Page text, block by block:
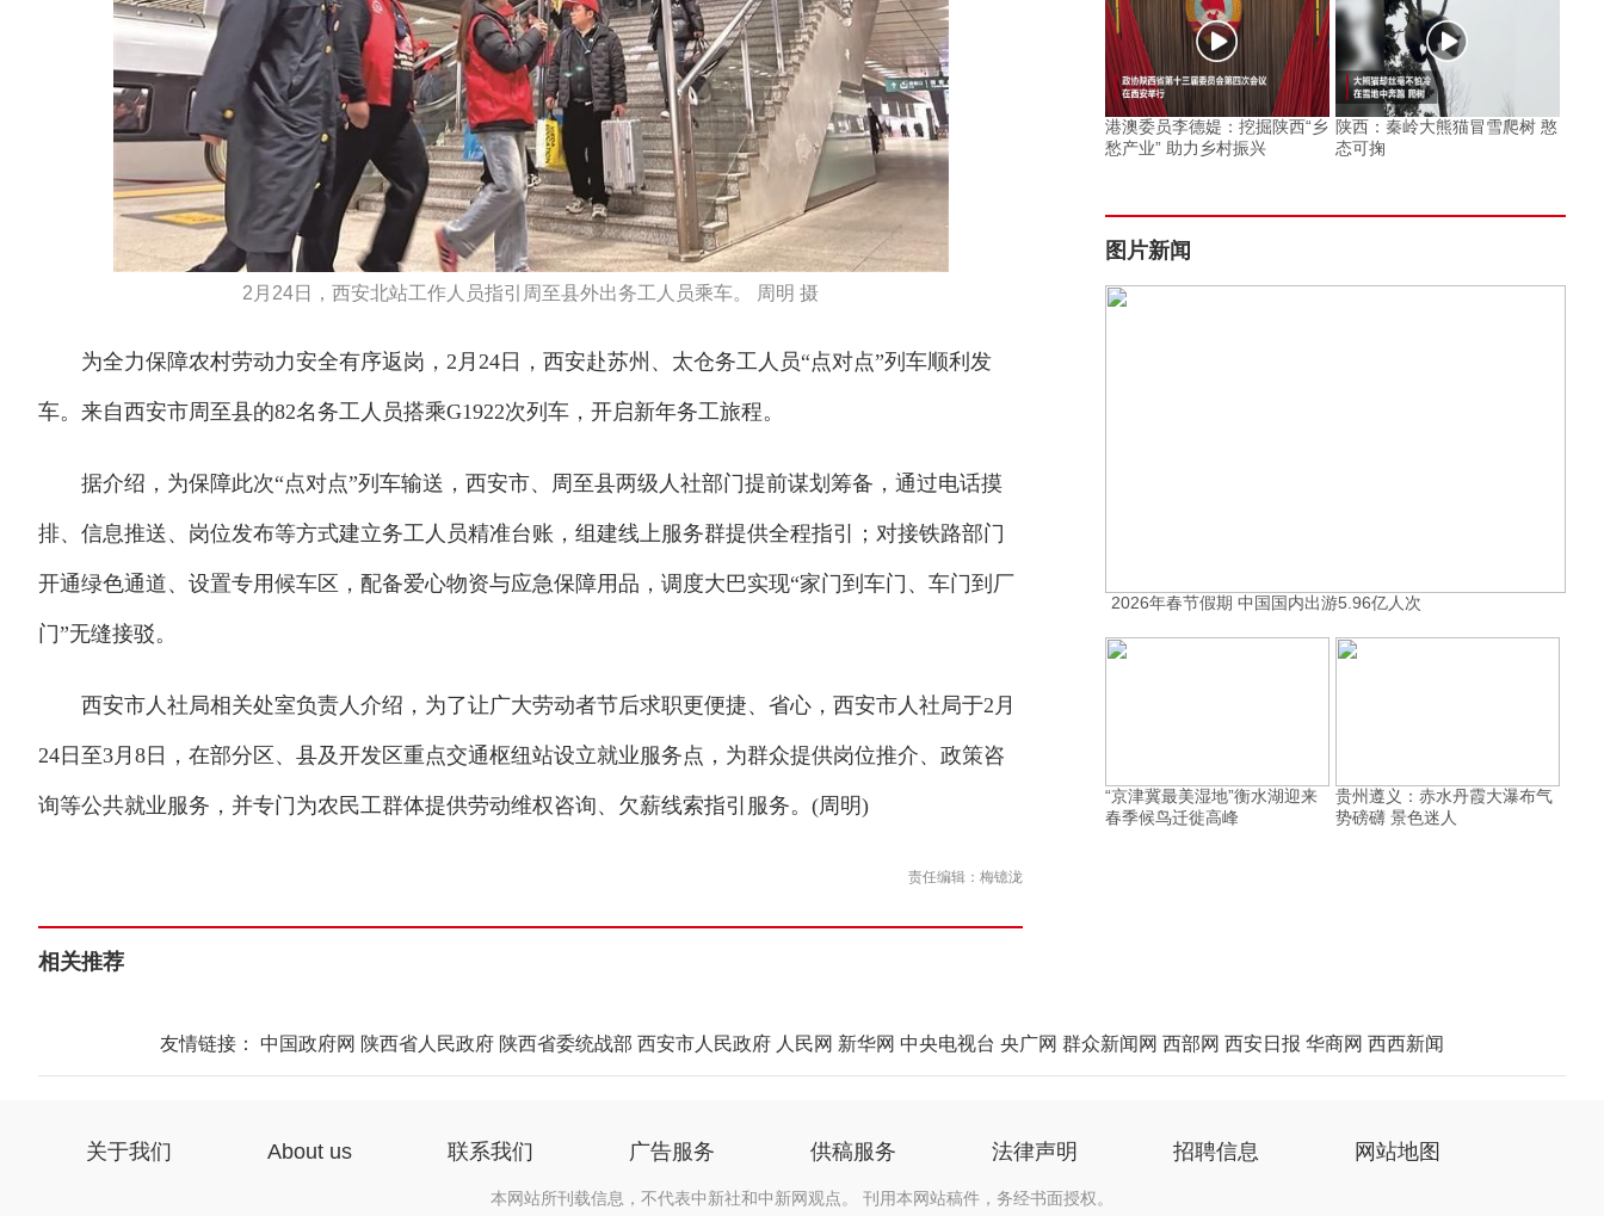
2月24日，西安北站工作人员指引周至县外出务工人员乘车。 周明 摄
为全力保障农村劳动力安全有序返岗，2月24日，西安赴苏州、太仓务工人员“点对点”列车顺利发
车。来自西安市周至县的82名务工人员搭乘G1922次列车，开启新年务工旅程。
据介绍，为保障此次“点对点”列车输送，西安市、周至县两级人社部门提前谋划筹备，通过电话摸
排、信息推送、岗位发布等方式建立务工人员精准台账，组建线上服务群提供全程指引；对接铁路部门
开通绿色通道、设置专用候车区，配备爱心物资与应急保障用品，调度大巴实现“家门到车门、车门到厂
门”无缝接驳。
西安市人社局相关处室负责人介绍，为了让广大劳动者节后求职更便捷、省心，西安市人社局于2月
24日至3月8日，在部分区、县及开发区重点交通枢纽站设立就业服务点，为群众提供岗位推介、政策咨
询等公共就业服务，并专门为农民工群体提供劳动维权咨询、欠薪线索指引服务。(周明)
责任编辑：梅镱泷
相关推荐
港澳委员李德媞：挖掘陕西“乡
愁产业” 助力乡村振兴
陕西：秦岭大熊猫冒雪爬树 憨
态可掬
图片新闻
2026年春节假期 中国国内出游5.96亿人次
“京津冀最美湿地”衡水湖迎来
春季候鸟迁徙高峰
贵州遵义：赤水丹霞大瀑布气
势磅礴 景色迷人
友情链接： 中国政府网 陕西省人民政府 陕西省委统战部 西安市人民政府 人民网 新华网 中央电视台 央广网 群众新闻网 西部网 西安日报 华商网 西西新闻
关于我们 About us 联系我们 广告服务 供稿服务 法律声明 招聘信息 网站地图
本网站所刊载信息，不代表中新社和中新网观点。 刊用本网站稿件，务经书面授权。